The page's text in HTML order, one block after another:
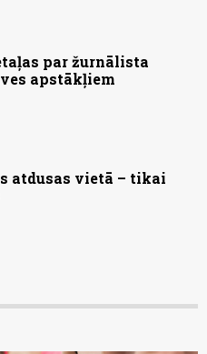
par žurnālista
apstākļiem
atdusas vietā – tikai